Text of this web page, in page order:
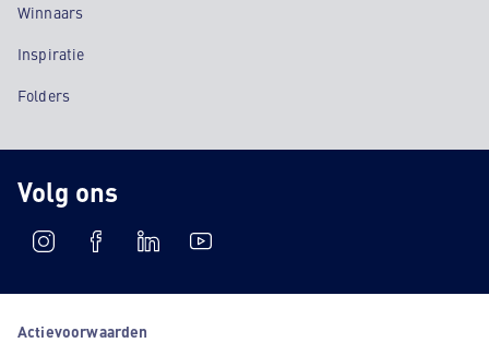
Winnaars
Inspiratie
Folders
Volg ons
Actievoorwaarden